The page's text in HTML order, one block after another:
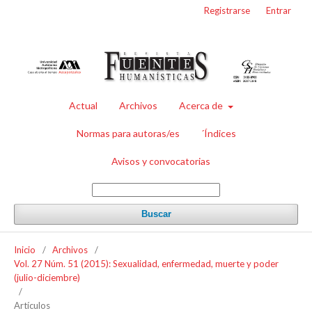
Actual Archivos Acerca de
Normas para autoras/es ´Índices
Avisos y convocatorias
Buscar
Registrarse Entrar
Inicio / Archivos
/
Vol. 27 Núm. 51 (2015): Sexualidad, enfermedad, muerte y poder
(julio-diciembre)
/
Artículos